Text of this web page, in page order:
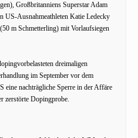
Großbritanniens Superstar Adam
US-Ausnahmeathleten Katie Ledecky
m Schmetterling) mit Vorlaufsiegen
dreimaligen
im September vor dem
eine nachträgliche Sperre in der Affäre
zerstörte Dopingprobe.